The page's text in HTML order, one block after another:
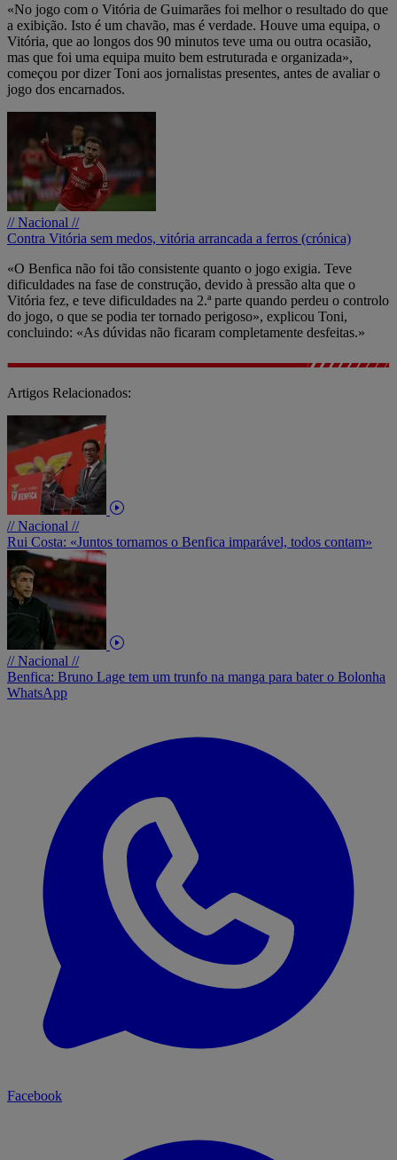
«No jogo com o Vitória de Guimarães foi melhor o resultado do que
a exibição. Isto é um chavão, mas é verdade. Houve uma equipa, o
Vitória, que ao longos dos 90 minutos teve uma ou outra ocasião,
mas que foi uma equipa muito bem estruturada e organizada»,
começou por dizer Toni aos jornalistas presentes, antes de avaliar o
jogo dos encarnados.
// Nacional //
Contra Vitória sem medos, vitória arrancada a ferros (crónica)
«O Benfica não foi tão consistente quanto o jogo exigia. Teve
dificuldades na fase de construção, devido à pressão alta que o
Vitória fez, e teve dificuldades na 2.ª parte quando perdeu o controlo
do jogo, o que se podia ter tornado perigoso», explicou Toni,
concluindo: «As dúvidas não ficaram completamente desfeitas.»
Artigos Relacionados:
// Nacional //
Rui Costa: «Juntos tornamos o Benfica imparável, todos contam»
// Nacional //
Benfica: Bruno Lage tem um trunfo na manga para bater o Bolonha
WhatsApp
Facebook